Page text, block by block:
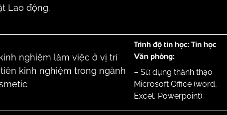
Lao động.
nghiệm làm việc ở vị trí
kinh nghiệm trong ngành
Trình độ tin học: Tin học
Văn phòng:
– Sử dụng thành thạo
Microsoft Office (word,
Excel, Powerpoint)